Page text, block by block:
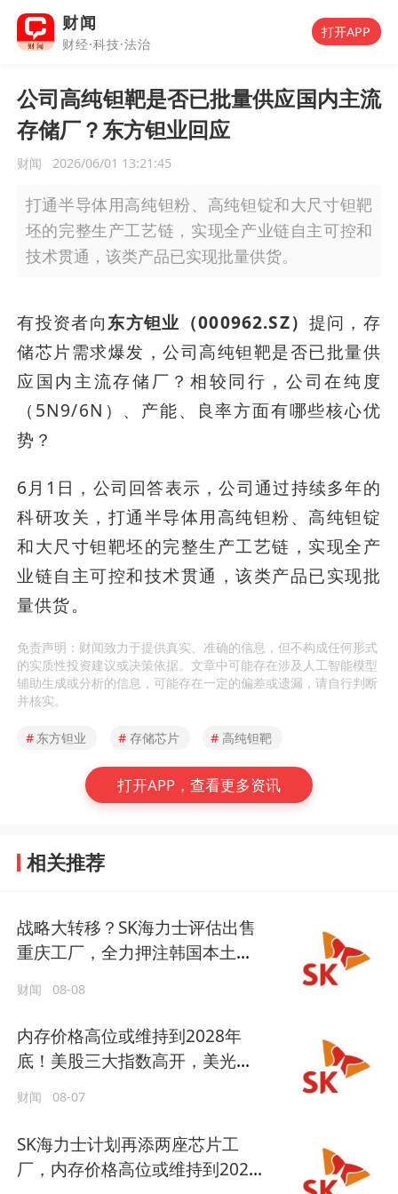
财闻
财经·科技·法治
打开APP
公司高纯钽靶是否已批量供应国内主流
存储厂？东方钽业回应
财闻 2026/06/01 13:21:45
打通半导体用高纯钽粉、高纯钽锭和大尺寸钽靶
坯的完整生产工艺链，实现全产业链自主可控和
技术贯通，该类产品已实现批量供货。
有投资者向东方钽业（000962.SZ） 提问，存
储芯片需求爆发，公司高纯钽靶是否已批量供
应国内主流存储厂？相较同行，公司在纯度
（5N9/6N）、产能、良率方面有哪些核心优
势？
6月1日，公司回答表示，公司通过持续多年的
科研攻关，打通半导体用高纯钽粉、高纯钽锭
和大尺寸钽靶坯的完整生产工艺链，实现全产
业链自主可控和技术贯通，该类产品已实现批
量供货。
免责声明：财闻致力于提供真实、准确的信息，但不构成任何形式
的实质性投资建议或决策依据。文章中可能存在涉及人工智能模型
辅助生成或分析的信息，可能存在一定的偏差或遗漏，请自行判断
并核实。
# 东方钽业 # 存储芯片 # 高纯钽靶
打开APP，查看更多资讯
相关推荐
战略大转移？SK海力士评估出售
重庆工厂，全力押注韩国本土扩
财闻 08-08
内存价格高位或维持到2028年
底！美股三大指数高开，美光、
财闻 08-07
SK海力士计划再添两座芯片工
厂，内存价格高位或维持到2028